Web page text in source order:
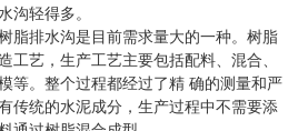
沟轻得多。
脂排水沟是目前需求量大的一种。树脂
工艺，生产工艺主要包括配料、混合、
等。整个过程都经过了精 确的测量和严
传统的水泥成分，生产过程中不需要添